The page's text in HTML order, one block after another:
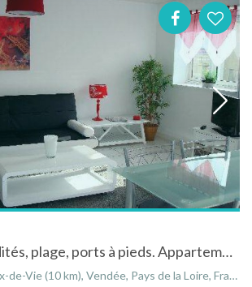
Toutes commodités, plage, ports à pieds. Appartement 45 m² rénové, à St Gilles Croix de Vie.
Vie (10 km), Vendée, Pays de la Loire, France